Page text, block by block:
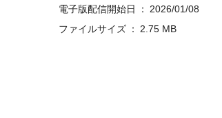
電子版配信開始日
2026/01/08
ファイルサイズ
2.75 MB